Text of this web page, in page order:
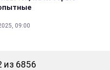
09:00
из 6856